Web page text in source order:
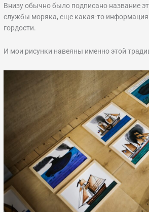
Внизу обычно было подписано название
службы моряка, еще какая-то
гордости.
И мои рисунки навеяны именно этой